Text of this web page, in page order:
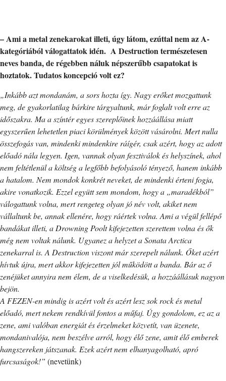
– Ami a metal zenekarokat illeti, úgy látom, ezúttal nem az A-
kategóriából válogattatok idén. A Destruction természetesen
neves banda, de régebben náluk népszerűbb csapatokat is
hoztatok. Tudatos koncepció volt ez?
„Inkább azt mondanám, a sors hozta így. Nagy erőket mozgattunk
meg, de gyakorlatilag bárkire tárgyaltunk, már foglalt volt erre az
időszakra. Ma a színtér egyes szereplőinek hozzáállása miatt
egyszerűen lehetetlen piaci körülmények között vásárolni. Mert nulla
összefogás van, mindenki mindenkire ráígér, csak azért, hogy az adott
előadó nála legyen. Igen, vannak olyan fesztiválok és helyszínek, ahol
nem feltétlenül a költség a legfőbb befolyásoló tényező, hanem inkább
a hatalom. Nem mondok konkrét neveket, de mindenki érteni fogja,
akire vonatkozik. Ezzel együtt sem mondom, hogy a „maradékból”
válogattunk volna, mert rengeteg olyan jó név volt, akiket nem
vállaltunk be, annak ellenére, hogy ráértek volna. Ami a végül fellépő
bandákat illeti, a Drowning Poolt kifejezetten szerettem volna és ők
még nem voltak nálunk. Ugyanez a helyzet a Sonata Arctica
zenekarral is. A Destruction viszont már szerepelt nálunk. Őket azért
hívtuk újra, mert akkor kifejezetten jól működött a banda. Bár az ő
zenéjüket annyira nem élem, de a viselkedésük, a hozzáállásuk nagyon
bejön.
A FEZEN-en mindig is azért volt és azért lesz sok rock és metal
előadó, mert nekem rendkívül fontos a műfaj. Úgy gondolom, ez az a
zene, ami valóban energiát és érzelmeket közvetít, van üzenete,
mondanivalója, nem beszélve arról, hogy élő zene, amit élő emberek
hangszereken játszanak. Ezek azért nem elhanyagolható, apró
furcsaságok!” (nevetünk)